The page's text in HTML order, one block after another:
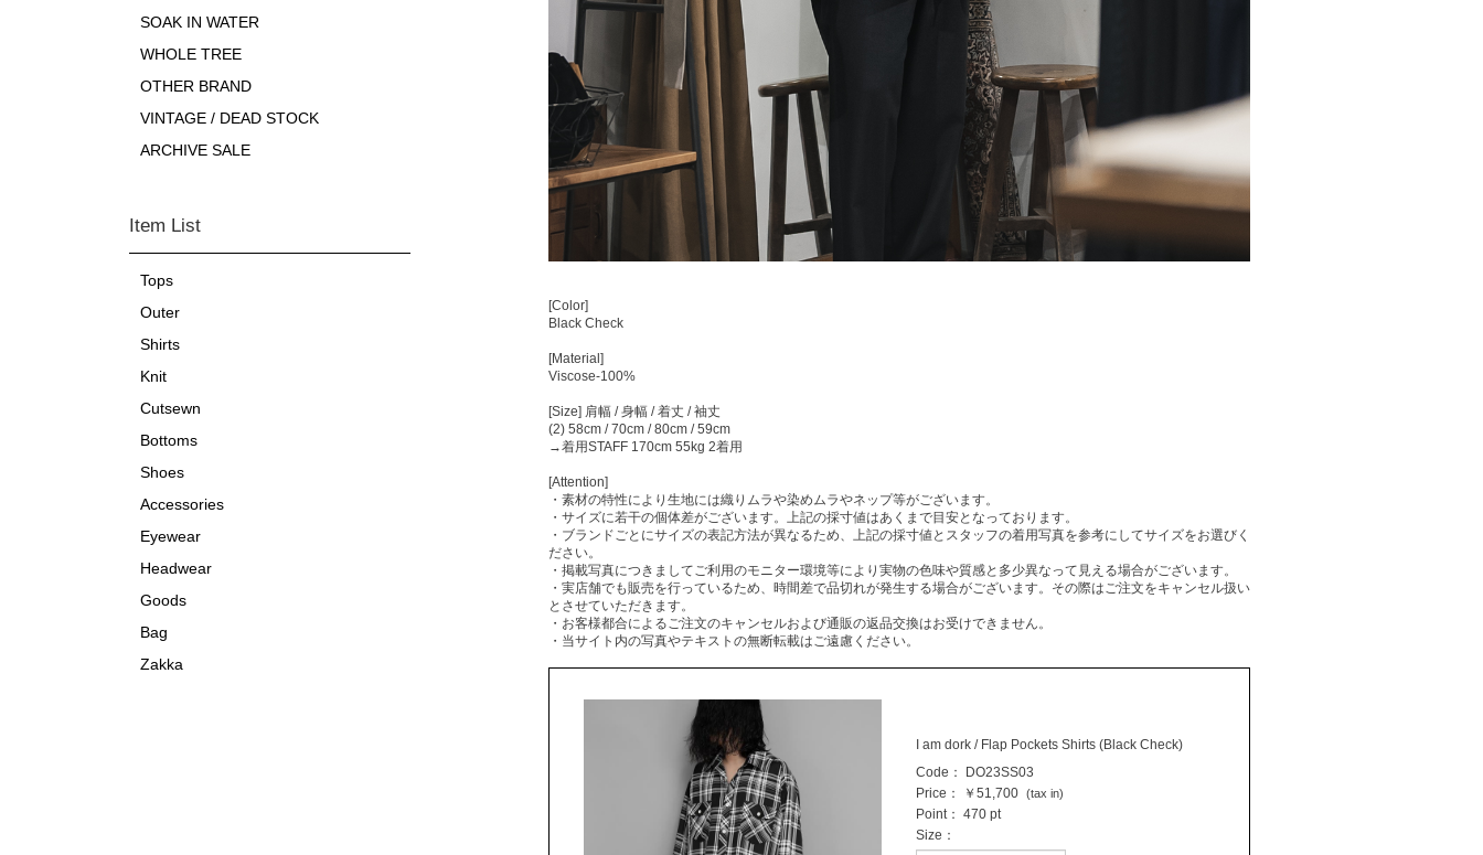
SOAK IN WATER
WHOLE TREE
OTHER BRAND
VINTAGE / DEAD STOCK
ARCHIVE SALE
Item List
Tops
Outer
Shirts
Knit
Cutsewn
Bottoms
Shoes
Accessories
Eyewear
Headwear
Goods
Bag
Zakka
[Color]
Black Check
[Material]
Viscose-100%
[Size] 肩幅 / 身幅 / 着丈 / 袖丈
(2) 58cm / 70cm / 80cm / 59cm
→着用STAFF 170cm 55kg 2着用
[Attention]
・素材の特性により生地には織りムラや染めムラやネップ等がございます。
・サイズに若干の個体差がございます。上記の採寸値はあくまで目安となっております。
・ブランドごとにサイズの表記方法が異なるため、上記の採寸値とスタッフの着用写真を参考にしてサイズをお選びく
ださい。
・掲載写真につきましてご利用のモニター環境等により実物の色味や質感と多少異なって見える場合がございます。
・実店舗でも販売を行っているため、時間差で品切れが発生する場合がございます。その際はご注文をキャンセル扱い
とさせていただきます。
・お客様都合によるご注文のキャンセルおよび通販の返品交換はお受けできません。
・当サイト内の写真やテキストの無断転載はご遠慮ください。
I am dork / Flap Pockets Shirts (Black Check)
Code：
DO23SS03
Price：
￥51,700 (tax in)
Point： 470 pt
Size ：